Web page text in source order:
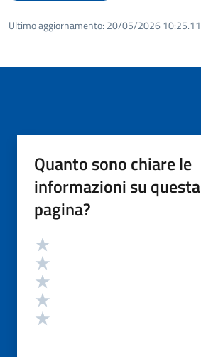
Ultimo aggiornamento: 20/05/2026 10:25.11
Quanto sono chiare le
informazioni su questa
pagina?
Valutazione